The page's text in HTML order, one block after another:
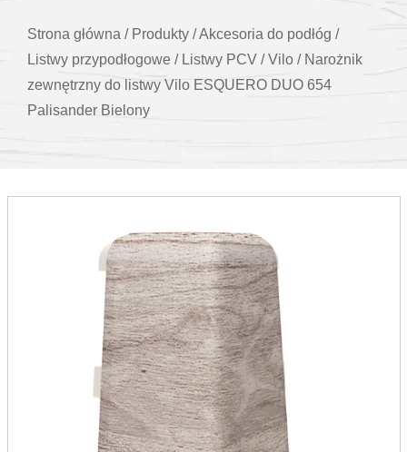
Strona główna / Produkty /Akcesoria do podłóg /
Listwy przypodłogowe / Listwy PCV /Vilo / Narożnik
zewnętrzny do listwy Vilo ESQUERO DUO 654
Palisander Bielony